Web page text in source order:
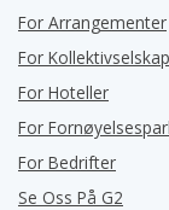
For Arrangementer
For
For Hoteller
For
For Bedrifter
Se Oss På G2